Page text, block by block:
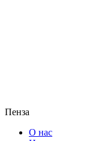
Пенза
О нас